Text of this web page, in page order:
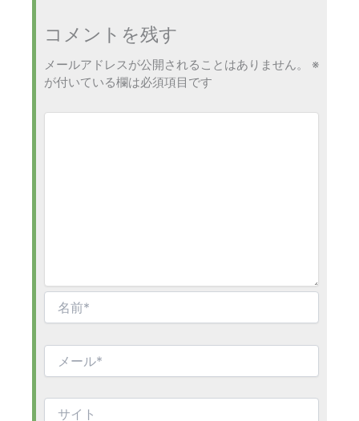
コメントを残す
メールアドレスが公開されることはありません。
※
が付いている欄は必須項目です
*